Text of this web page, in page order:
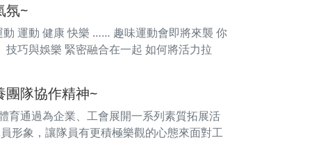
氛~
動 運動 健康 快樂 …… 趣味運動會即將來襲 你
巧與娛樂 緊密融合在一起 如何將活力拉
團隊協作精神~
育通過為企業、工會展開一系列素質拓展活
形象，讓隊員有更積極樂觀的心態來面對工